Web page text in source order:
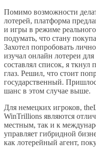
Помимо возможности
лотерей, платформа
и игры в режиме
подумать, что стану
Захотел попробовать
изучал онлайн лотереи
составлял список, я ткнул
глаз. Решил, что стоит
государственный.
шанс в этом случае выше.
Для немецких игроков,
WinTrillions являются
местным, так и к
управляет гибридной
как лотерейный агент,